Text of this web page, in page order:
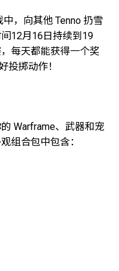
，向其他 Tenno 扔雪
12月16日持续到19
每天都能获得一个奖
投掷动作！
Warframe、武器和宠
组合包中包含：